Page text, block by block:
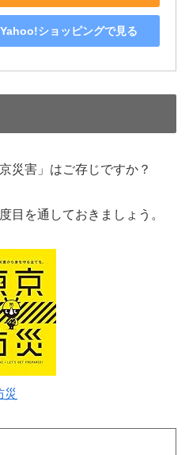
Yahoo!ショッピングで見る
災害」はご存じですか？
目を通しておきましょう。
災